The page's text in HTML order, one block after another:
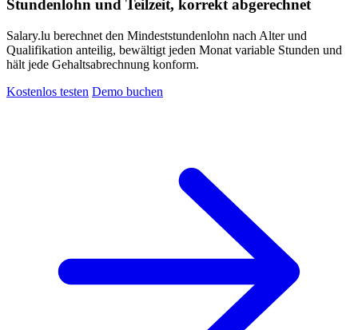
Stundenlohn und Teilzeit, korrekt abgerechnet
Salary.lu berechnet den Mindeststundenlohn nach Alter und
Qualifikation anteilig, bewältigt jeden Monat variable Stunden und
hält jede Gehaltsabrechnung konform.
Kostenlos testen Demo buchen